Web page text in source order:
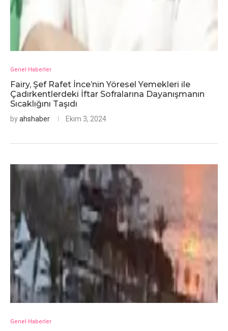
Genel Haberler
Fairy, Şef Rafet İnce’nin Yöresel Yemekleri ile
Çadırkentlerdeki İftar Sofralarına Dayanışmanın
Sıcaklığını Taşıdı
byahshaber Ekim 3, 2024
Genel Haberler